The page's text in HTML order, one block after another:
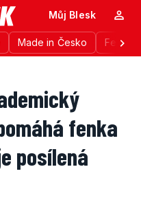
Made in Česko
Můj Blesk
fenka
posílená